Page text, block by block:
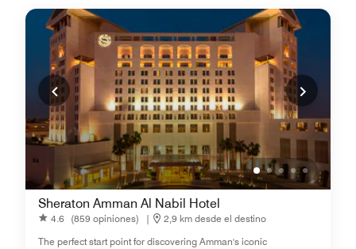
Sheraton Amman Al Nabil Hotel
4.6 (859 opiniones) |
2,9 km desde el destino
The perfect start point for discovering Amman's iconic